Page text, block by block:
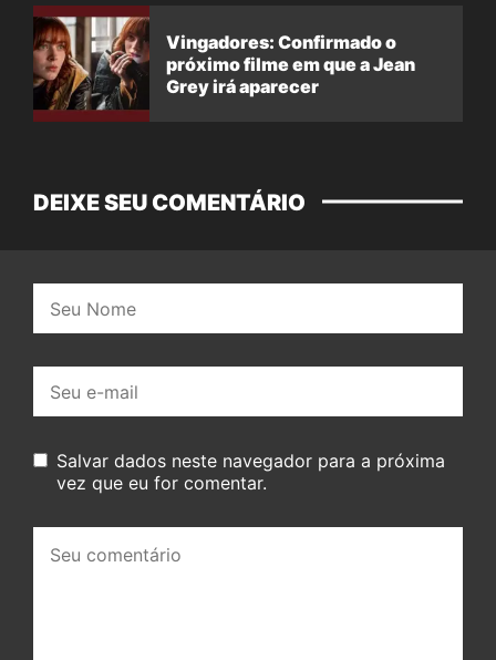
Vingadores: Confirmado o
próximo filme em que a Jean
Grey irá aparecer
DEIXE SEU COMENTÁRIO
mail:
Salvar dados neste navegador para a próxima
vez que eu for comentar.
comentário: